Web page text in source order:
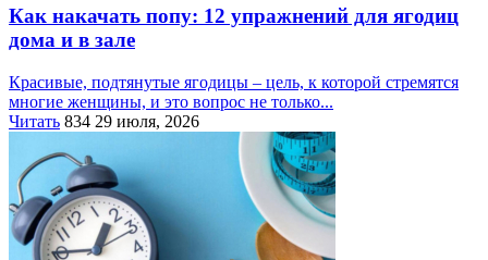
Как накачать попу: 12 упражнений для ягодиц
дома и в зале
Красивые, подтянутые ягодицы – цель, к которой стремятся
многие женщины, и это вопрос не только...
Читать 834 29 июля, 2026